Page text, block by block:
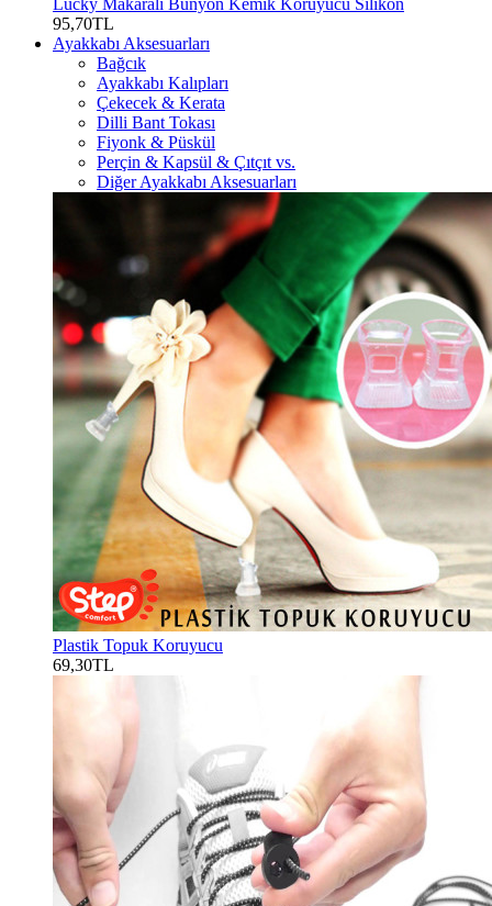
Lucky Makaralı Bunyon Kemik Koruyucu Silikon
95,70TL
Ayakkabı Aksesuarları
Bağcık
Ayakkabı Kalıpları
Çekecek & Kerata
Dilli Bant Tokası
Fiyonk & Püskül
Perçin & Kapsül & Çıtçıt vs.
Diğer Ayakkabı Aksesuarları
Plastik Topuk Koruyucu
69,30TL